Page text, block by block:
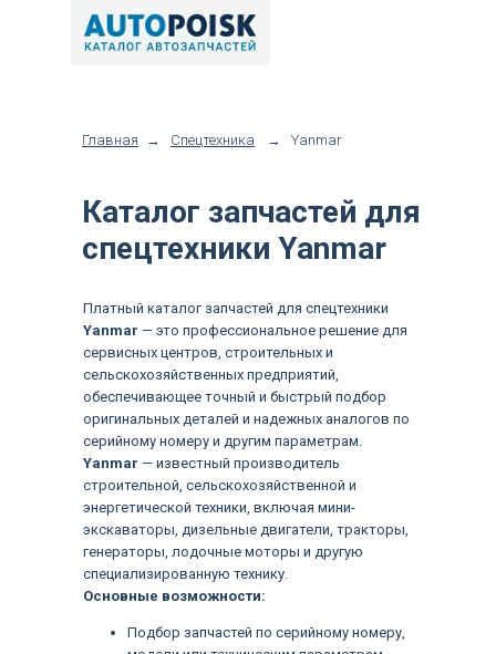
Главная Спецтехника
→ → Yanmar
Платный каталог запчастей для спецтехники
Yanmar — это профессиональное решение для
сервисных центров, строительных и
сельскохозяйственных предприятий,
обеспечивающее точный и быстрый подбор
оригинальных деталей и надежных аналогов по
серийному номеру и другим параметрам.
Yanmar — известный производитель
строительной, сельскохозяйственной и
энергетической техники, включая мини-
экскаваторы, дизельные двигатели, тракторы,
генераторы, лодочные моторы и другую
специализированную технику.
Основные возможности:
Подбор запчастей по серийному номеру,
Каталог запчастей для
спецтехники Yanmar